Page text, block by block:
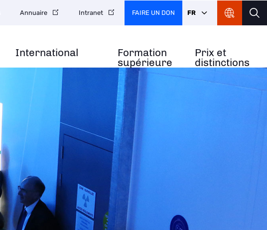
International
Formation
supérieure
Prix et
distinctions
Annuaire Intranet FAIRE UN DON FR